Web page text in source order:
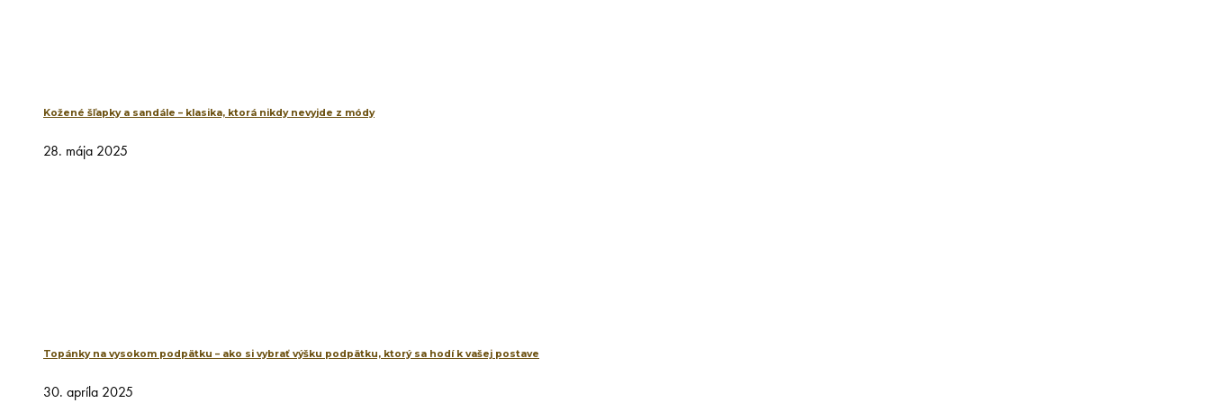
Kožené šľapky a sandále – klasika, ktorá nikdy nevyjde z módy
28. mája 2025
Topánky na vysokom podpätku – ako si vybrať výšku podpätku, ktorý sa hodí k vašej postave
30. apríla 2025